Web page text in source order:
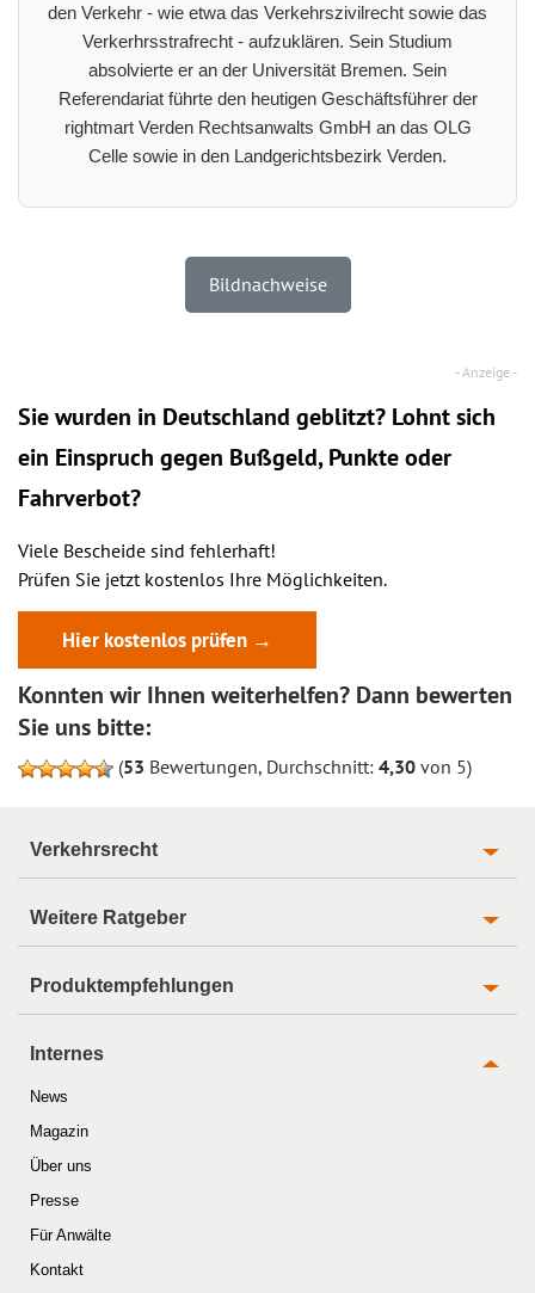
den Verkehr - wie etwa das Verkehrszivilrecht sowie das
Verkerhrsstrafrecht - aufzuklären. Sein Studium
absolvierte er an der Universität Bremen. Sein
Referendariat führte den heutigen Geschäftsführer der
rightmart Verden Rechtsanwalts GmbH an das OLG
Celle sowie in den Landgerichtsbezirk Verden.
Bildnachweise
Sie wurden in Deutschland geblitzt? Lohnt sich
ein Einspruch gegen Bußgeld, Punkte oder
Fahrverbot?
Viele Bescheide sind fehlerhaft!
Prüfen Sie jetzt kostenlos Ihre Möglichkeiten.
Hier kostenlos prüfen →
Konnten wir Ihnen weiterhelfen? Dann bewerten
Sie uns bitte:
(53 Bewertungen, Durchschnitt: 4,30 von 5)
Verkehrsrecht
Weitere Ratgeber
Produktempfehlungen
Internes
News
Magazin
Über uns
Presse
Für Anwälte
Kontakt